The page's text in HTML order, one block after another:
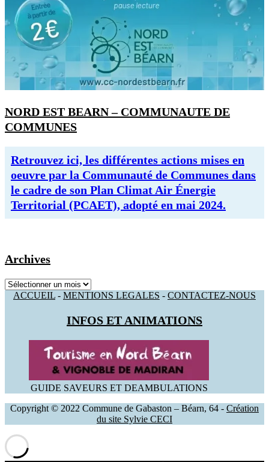
NORD EST BEARN – COMMUNAUTE DE
COMMUNES
Retrouvez ici, les différentes actions mises en
oeuvre par la Communauté de Communes dans
le cadre de son Plan Climat Air Énergie
Territorial (PCAET), adopté en mai 2024.
Archives
Archives
ACCUEIL - MENTIONS LEGALES - CONTACTEZ-NOUS
INFOS ET ANIMATIONS
GUIDE SAVEURS ET DEAMBULATIONS
Copyright © 2022 Commune de Gabaston – Béarn, 64 - Création
du site Sylvie CECI